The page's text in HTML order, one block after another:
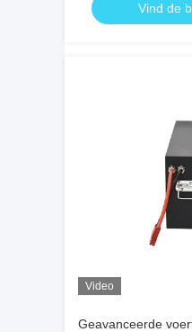
Vind de
Video
Geavanceerde